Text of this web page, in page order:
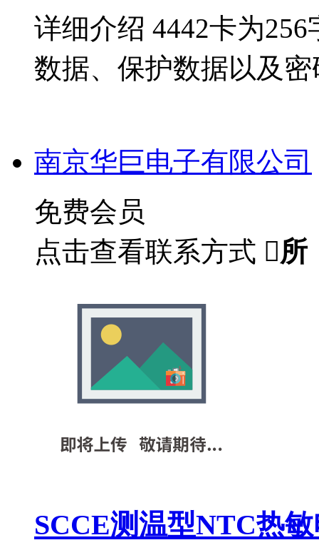
详细介绍 4442卡为
数据、保护数据以及
南京华巨电子有限公司
免费会员
点击查看联系方式 所
SCCE测温型NTC热